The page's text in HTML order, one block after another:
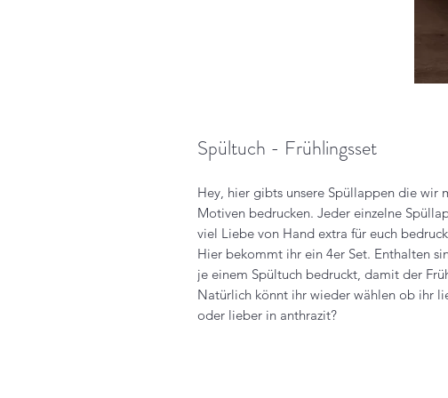
Spültuch - Frühlingsset
Hey, hier gibts unsere Spüllappen die wir
Motiven bedrucken. Jeder einzelne
viel Liebe von Hand extra für euch
Hier bekommt ihr ein 4er Set. Enthalten
je einem Spültuch bedruckt, damit der
Natürlich könnt ihr wieder wählen ob ihr
oder lieber in anthrazit?